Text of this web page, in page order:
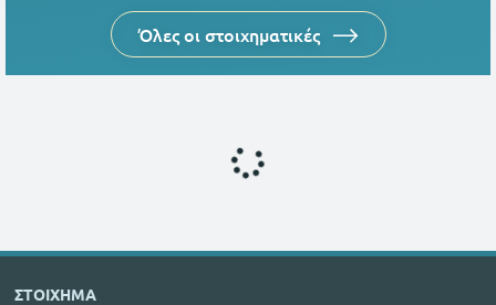
Όλες οι στοιχηματικές
ΣΤΟΙΧΗΜΑ